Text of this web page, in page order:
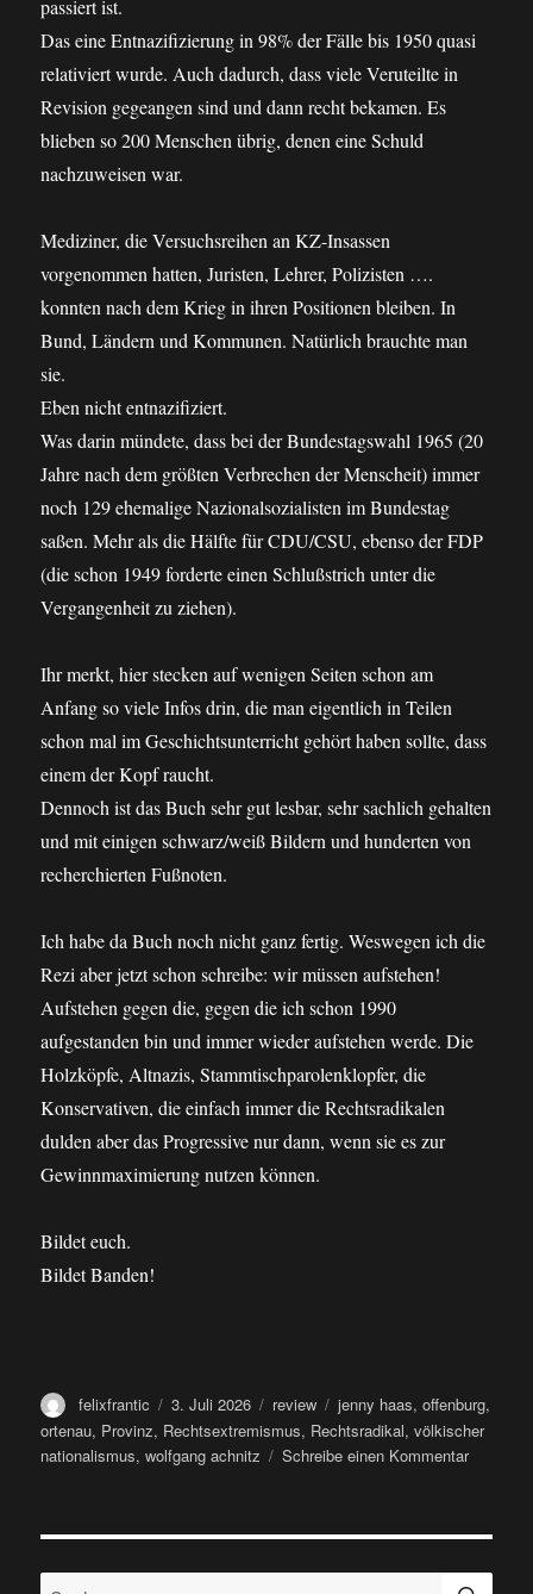
passiert ist.
Das eine Entnazifizierung in 98% der Fälle bis 1950 quasi
relativiert wurde. Auch dadurch, dass viele Veruteilte in
Revision gegeangen sind und dann recht bekamen. Es
blieben so 200 Menschen übrig, denen eine Schuld
nachzuweisen war.
Mediziner, die Versuchsreihen an KZ-Insassen
vorgenommen hatten, Juristen, Lehrer, Polizisten ….
konnten nach dem Krieg in ihren Positionen bleiben. In
Bund, Ländern und Kommunen. Natürlich brauchte man
sie.
Eben nicht entnazifiziert.
Was darin mündete, dass bei der Bundestagswahl 1965 (20
Jahre nach dem größten Verbrechen der Menscheit) immer
noch 129 ehemalige Nazionalsozialisten im Bundestag
saßen. Mehr als die Hälfte für CDU/CSU, ebenso der FDP
(die schon 1949 forderte einen Schlußstrich unter die
Vergangenheit zu ziehen).
Ihr merkt, hier stecken auf wenigen Seiten schon am
Anfang so viele Infos drin, die man eigentlich in Teilen
schon mal im Geschichtsunterricht gehört haben sollte, dass
einem der Kopf raucht.
Dennoch ist das Buch sehr gut lesbar, sehr sachlich gehalten
und mit einigen schwarz/weiß Bildern und hunderten von
recherchierten Fußnoten.
Ich habe da Buch noch nicht ganz fertig. Weswegen ich die
Rezi aber jetzt schon schreibe: wir müssen aufstehen!
Aufstehen gegen die, gegen die ich schon 1990
aufgestanden bin und immer wieder aufstehen werde. Die
Holzköpfe, Altnazis, Stammtischparolenklopfer, die
Konservativen, die einfach immer die Rechtsradikalen
dulden aber das Progressive nur dann, wenn sie es zur
Gewinnmaximierung nutzen können.
Bildet euch.
Bildet Banden!
Autor
felixfrantic
Veröffentlicht
am
3. Juli 2026 Kategorien
review Schlagwörter
jenny haas,offenburg,
ortenau, Provinz, Rechtsextremismus, Rechtsradikal,völkischer
nationalismus,wolfgang achnitz Schreibe einen Kommentarzu
jenny
Suche